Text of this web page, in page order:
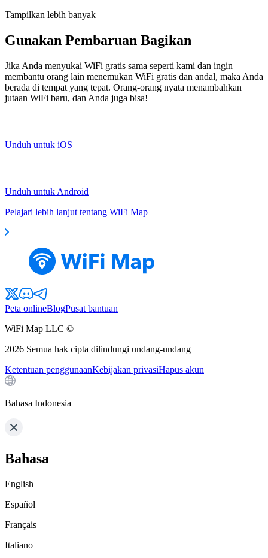
Tampilkan lebih banyak
Gunakan Pembaruan Bagikan
Jika Anda menyukai WiFi gratis sama seperti kami dan ingin
membantu orang lain menemukan WiFi gratis dan andal, maka Anda
berada di tempat yang tepat. Orang-orang nyata menambahkan
jutaan WiFi baru, dan Anda juga bisa!
Unduh untuk iOS
Unduh untuk Android
Pelajari lebih lanjut tentang WiFi Map
Peta onlineBlogPusat bantuan
WiFi Map LLC ©
2026 Semua hak cipta dilindungi undang-undang
Ketentuan penggunaanKebijakan privasiHapus akun
Bahasa Indonesia
Bahasa
English
Español
Français
Italiano